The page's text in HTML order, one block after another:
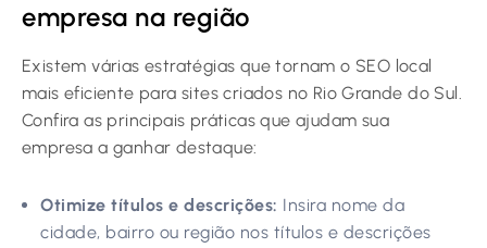
empresa na região
Existem várias estratégias que tornam o SEO local
mais eficiente para sites criados no Rio Grande do Sul.
Confira as principais práticas que ajudam sua
empresa a ganhar destaque:
Otimize títulos e descrições: Insira nome da
cidade, bairro ou região nos títulos e descrições